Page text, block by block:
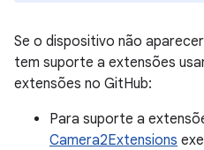
Se o dispositivo não
tem suporte a extensões
extensões no GitHub:
Para suporte a
Camera2Extensions